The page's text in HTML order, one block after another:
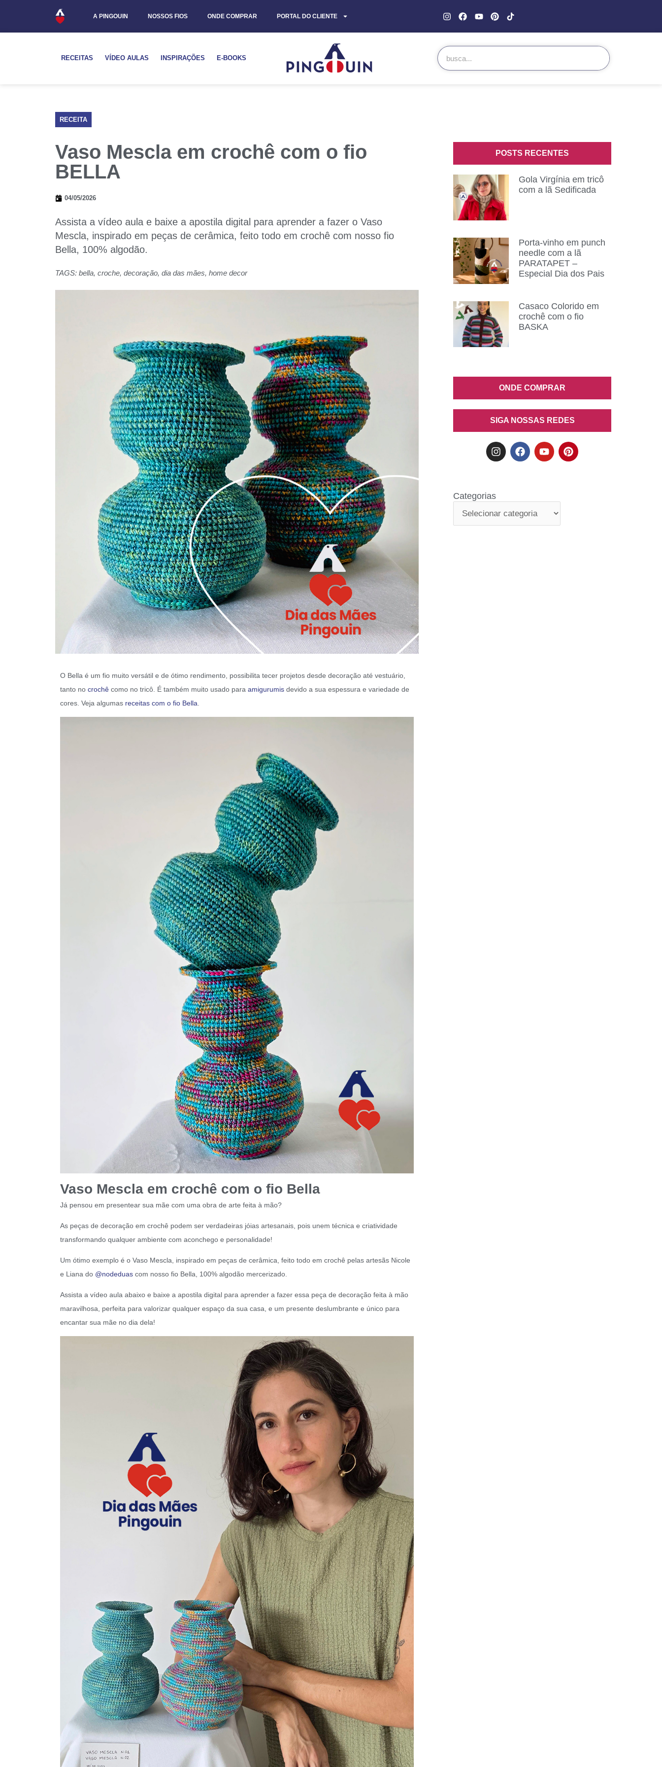
A PINGOUIN NOSSOS FIOS ONDE COMPRAR PORTAL DO CLIENTE
RECEITAS VÍDEO AULAS INSPIRAÇÕES E-BOOKS
RECEITA
Vaso Mescla em crochê com o fio
BELLA
04/05/2026
Assista a vídeo aula e baixe a apostila digital para aprender a fazer o Vaso
Mescla, inspirado em peças de cerâmica, feito todo em crochê com nosso fio
Bella, 100% algodão.
TAGS: bella, croche, decoração, dia das mães, home decor
O Bella é um fio muito versátil e de ótimo rendimento, possibilita tecer projetos desde decoração até vestuário,
tanto no crochê como no tricô. É também muito usado para amigurumis devido a sua espessura e variedade de
cores. Veja algumas receitas com o fio Bella
Vaso Mescla em crochê com o fio Bella
Já pensou em presentear sua mãe com uma obra de arte feita à mão?
As peças de decoração em crochê podem ser verdadeiras jóias artesanais, pois unem técnica e criatividade
transformando qualquer ambiente com aconchego e personalidade!
Um ótimo exemplo é o Vaso Mescla, inspirado em peças de cerâmica, feito todo em crochê pelas artesãs Nicole
e Liana do @nodeduas com nosso fio Bella, 100% algodão mercerizado.
Assista a vídeo aula abaixo e baixe a apostila digital para aprender a fazer essa peça de decoração feita à mão
maravilhosa, perfeita para valorizar qualquer espaço da sua casa, e um presente deslumbrante e único para
encantar sua mãe no dia dela!
POSTS RECENTES
Gola Virgínia em tricô
com a lã Sedificada
Porta-vinho em punch
needle com a lã
PARATAPET –
Especial Dia dos Pais
Casaco Colorido em
crochê com o fio
BASKA
ONDE COMPRAR
SIGA NOSSAS REDES
Categorias